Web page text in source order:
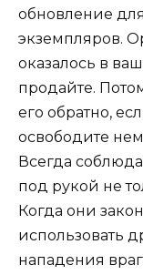
обновление
экземпляров.
оказалось в
продайте.
его обратно,
освободите
Всегда
под рукой не
Когда они
использовать
нападения